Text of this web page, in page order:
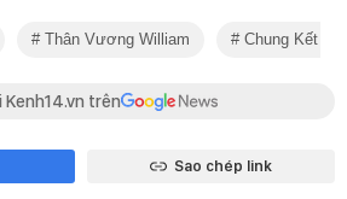
Thân Vương William Chung Kết
Kenh14.vn trên
Sao chép link